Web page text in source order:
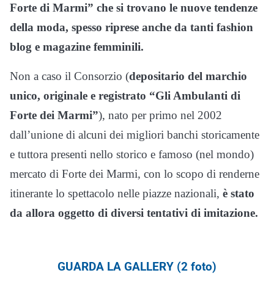
Forte di Marmi” che si trovano le nuove tendenze
della moda, spesso riprese anche da tanti fashion
blog e magazine femminili.
Non a caso il Consorzio (depositario del marchio
unico, originale e registrato “Gli Ambulanti di
Forte dei Marmi”), nato per primo nel 2002
dall’unione di alcuni dei migliori banchi storicamente
e tuttora presenti nello storico e famoso (nel mondo)
mercato di Forte dei Marmi, con lo scopo di renderne
itinerante lo spettacolo nelle piazze nazionali, è stato
da allora oggetto di diversi tentativi di imitazione.
GUARDA LA GALLERY (2 foto)